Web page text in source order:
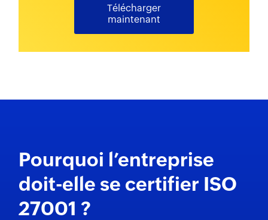
Télécharger
maintenant
Pourquoi l’entreprise
doit-elle se certifier ISO
27001 ?